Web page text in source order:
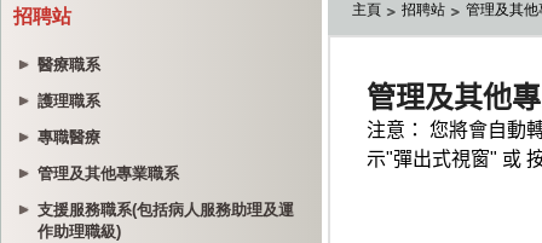
招聘站
醫療職系
護理職系
專職醫療
管理及其他專業職系
支援服務職系(包括病人服務助理及運
作助理職級)
主頁 招聘站 管理及其他